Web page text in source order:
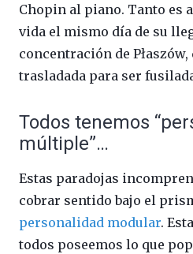
Chopin al piano. Tanto es
vida el mismo día de su
concentración de
trasladada para ser
Todos tenemos
múltiple”…
Estas paradojas
cobrar sentido bajo el
personalidad modular.
todos poseemos lo que